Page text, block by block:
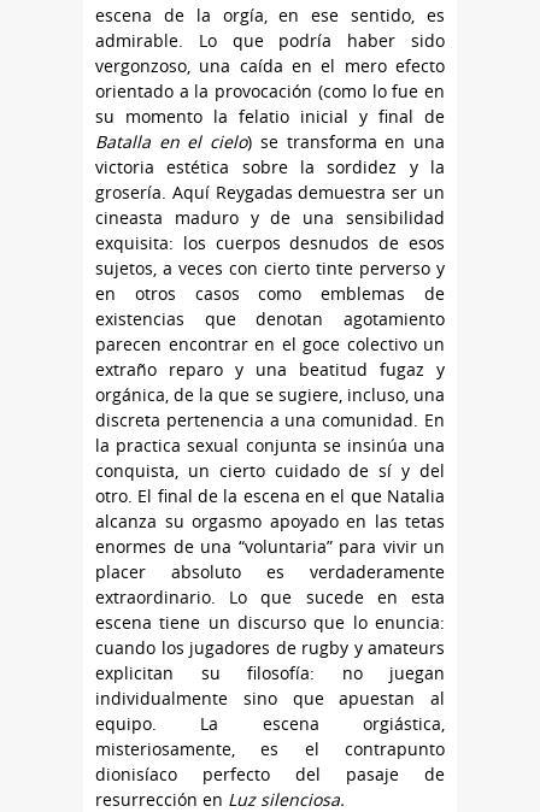
escena de la orgía, en ese sentido, es
admirable. Lo que podría haber sido
vergonzoso, una caída en el mero efecto
orientado a la provocación (como lo fue en
su momento la felatio inicial y final de
Batalla en el cielo) se transforma en una
victoria estética sobre la sordidez y la
grosería. Aquí Reygadas demuestra ser un
cineasta maduro y de una sensibilidad
exquisita: los cuerpos desnudos de esos
sujetos, a veces con cierto tinte perverso y
en otros casos como emblemas de
existencias que denotan agotamiento
parecen encontrar en el goce colectivo un
extraño reparo y una beatitud fugaz y
orgánica, de la que se sugiere, incluso, una
discreta pertenencia a una comunidad. En
la practica sexual conjunta se insinúa una
conquista, un cierto cuidado de sí y del
otro. El final de la escena en el que Natalia
alcanza su orgasmo apoyado en las tetas
enormes de una “voluntaria” para vivir un
placer absoluto es verdaderamente
extraordinario. Lo que sucede en esta
escena tiene un discurso que lo enuncia:
cuando los jugadores de rugby y amateurs
explicitan su filosofía: no juegan
individualmente sino que apuestan al
equipo. La escena orgiástica,
misteriosamente, es el contrapunto
dionisíaco perfecto del pasaje de
resurrección en Luz silenciosa.